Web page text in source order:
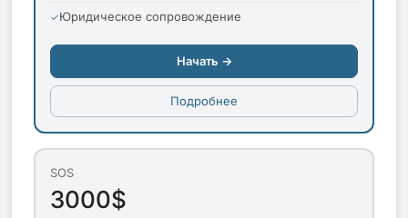
Юридическое сопровождение
Начать →
Подробнее
SOS
3000$